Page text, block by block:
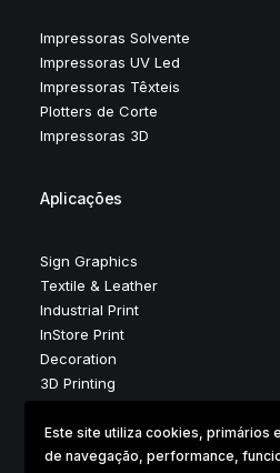
Impressoras Solvente
Impressoras UV Led
Impressoras Têxteis
Plotters de Corte
Impressoras 3D
Aplicações
Sign Graphics
Textile & Leather
Industrial Print
InStore Print
Decoration
3D Printing
Este site utiliza cookies, primários
de navegação, performance,